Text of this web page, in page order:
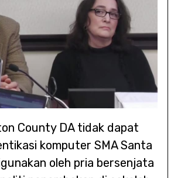
County DA tidak dapat
komputer SMA Santa
oleh pria bersenjata